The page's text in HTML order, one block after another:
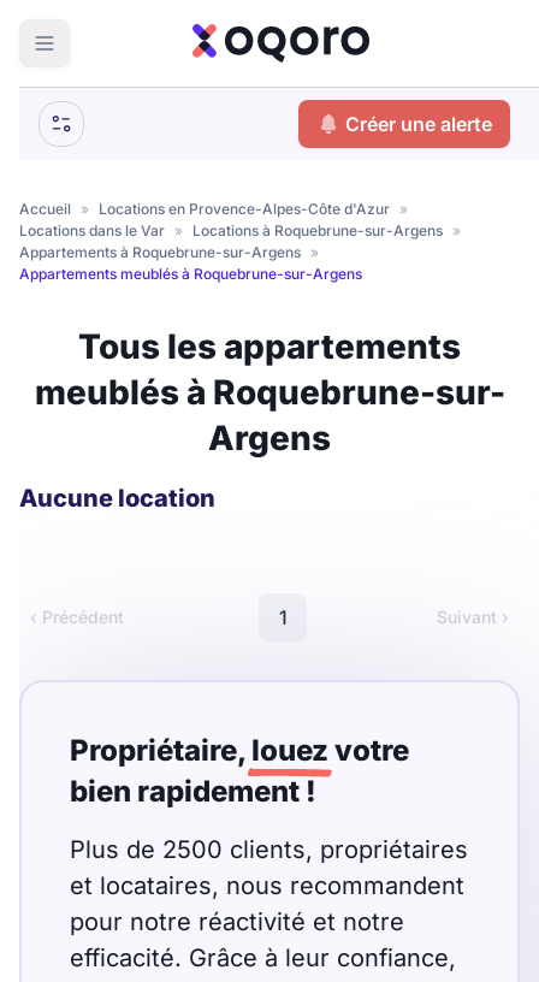
Votre
Que recherchez-vous ?
Colocation Coliving
Résidence étudiante
Meublé ?
Montant du loyer
€
Nombre de pièces
T1 T1 bis
T3 T4 T5
T7 T8 T9
recherche
Créer une alerte
Accueil » Locations en Provence-Alpes-Côte d'Azur »
Locations dans le Var » Locations à Roquebrune-sur-Argens »
Appartements à Roquebrune-sur-Argens »
Appartements meublés à Roquebrune-sur-Argens
Tous les appartements
meublés à Roquebrune-sur-
Argens
Aucune location
‹ Précédent 1 Suivant ›
Propriétaire, louez votre
bien rapidement !
Plus de 2500 clients, propriétaires
et locataires, nous recommandent
pour notre réactivité et notre
efficacité. Grâce à leur confiance,